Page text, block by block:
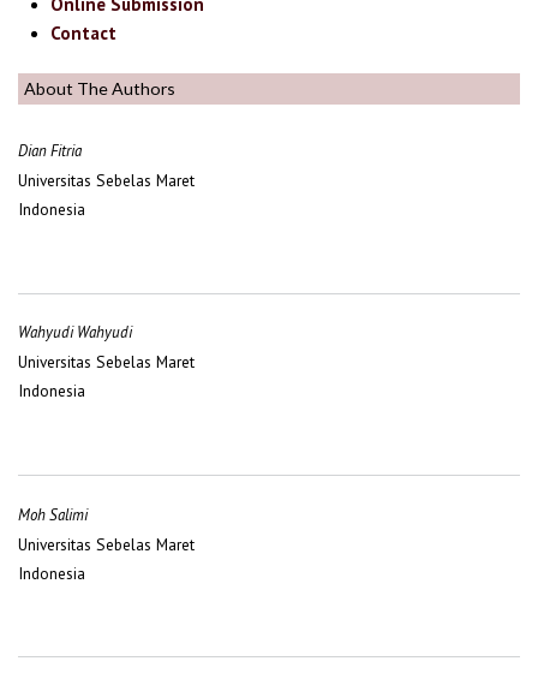
Contact
About The Authors
Dian Fitria
Universitas Sebelas Maret
Indonesia
Wahyudi Wahyudi
Universitas Sebelas Maret
Indonesia
Moh Salimi
Universitas Sebelas Maret
Indonesia